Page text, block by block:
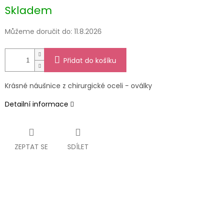
cena:
Skladem
Můžeme doručit do: 11.8.2026
Přidat do košíku
Krásné náušnice z chirurgické oceli - oválky
Detailní informace
ZEPTAT SE SDÍLET